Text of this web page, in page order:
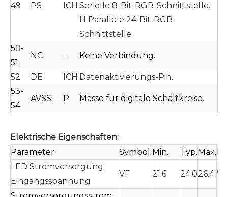
49 PS ICH Serielle 8-Bit-RGB-Schnittstelle.
H Parallele 24-Bit-RGB-
Schnittstelle.
50-
51
NC - Keine Verbindung.
52 DE ICH Datenaktivierungs-Pin.
53-
54
AVSS P Masse für digitale Schaltkreise.
Elektrische Eigenschaften:
Parameter
Symbol:Min. Typ.Max.
LED Stromversorgung
Eingangsspannung
VF 21.6 24.026.4 V